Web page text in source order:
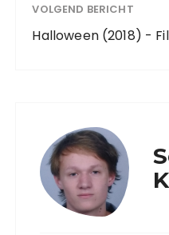
VOLGEND BERICHT
Halloween (2018) -